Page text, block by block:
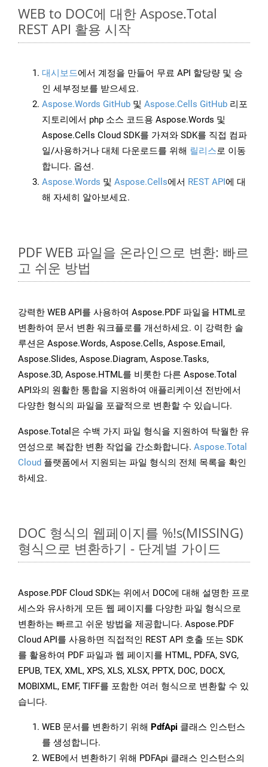
WEB to DOC에 대한 Aspose.Total
REST API 활용 시작
대시보드에서 계정을 만들어 무료 API 할당량 및 승
인 세부정보를 받으세요.
Aspose.Words GitHub 및 Aspose.Cells GitHub 리포
지토리에서 php 소스 코드용 Aspose.Words 및
Aspose.Cells Cloud SDK를 가져와 SDK를 직접 컴파
일/사용하거나 대체 다운로드를 위해 릴리스로 이동
합니다. 옵션.
Aspose.Words 및 Aspose.Cells에서 REST API에 대
해 자세히 알아보세요.
PDF WEB 파일을 온라인으로 변환: 빠르
고 쉬운 방법
강력한 WEB API를 사용하여 Aspose.PDF 파일을 HTML로
변환하여 문서 변환 워크플로를 개선하세요. 이 강력한 솔
루션은 Aspose.Words, Aspose.Cells, Aspose.Email,
Aspose.Slides, Aspose.Diagram, Aspose.Tasks,
Aspose.3D, Aspose.HTML를 비롯한 다른 Aspose.Total
API와의 원활한 통합을 지원하여 애플리케이션 전반에서
다양한 형식의 파일을 포괄적으로 변환할 수 있습니다.
Aspose.Total은 수백 가지 파일 형식을 지원하여 탁월한 유
연성으로 복잡한 변환 작업을 간소화합니다. Aspose.Total
Cloud 플랫폼에서 지원되는 파일 형식의 전체 목록을 확인
하세요.
DOC 형식의 웹페이지를 %!s(MISSING)
형식으로 변환하기 - 단계별 가이드
Aspose.PDF Cloud SDK는 위에서 DOC에 대해 설명한 프로
세스와 유사하게 모든 웹 페이지를 다양한 파일 형식으로
변환하는 빠르고 쉬운 방법을 제공합니다. Aspose.PDF
Cloud API를 사용하면 직접적인 REST API 호출 또는 SDK
를 활용하여 PDF 파일과 웹 페이지를 HTML, PDFA, SVG,
EPUB, TEX, XML, XPS, XLS, XLSX, PPTX, DOC, DOCX,
MOBIXML, EMF, TIFF를 포함한 여러 형식으로 변환할 수 있
습니다.
WEB 문서를 변환하기 위해 PdfApi 클래스 인스턴스
를 생성합니다.
WEB에서 변환하기 위해 PDFApi 클래스 인스턴스의